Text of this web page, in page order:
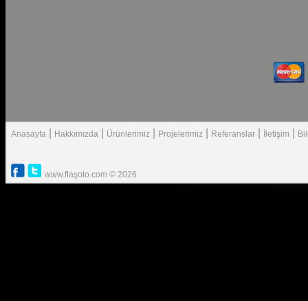
Anasayfa Hakkımızda Ürünlerimiz Projelerimiz Referanslar İletişim
www.flaşoto.com © 2026